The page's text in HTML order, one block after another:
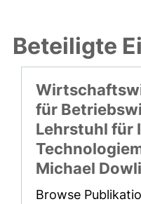
Beteiligte
für
Lehrstuhl für
Michael
Browse